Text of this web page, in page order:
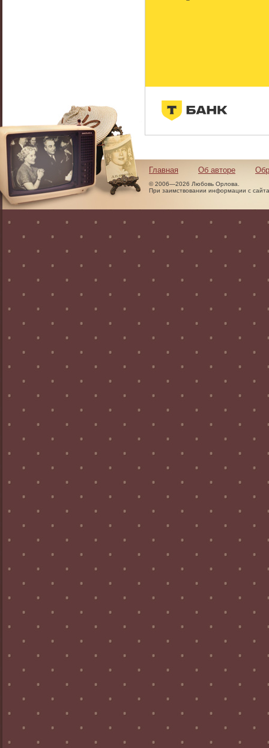
Главная Об авторе
© 2006—2026 Любовь Орлова.
При заимствовании информации с